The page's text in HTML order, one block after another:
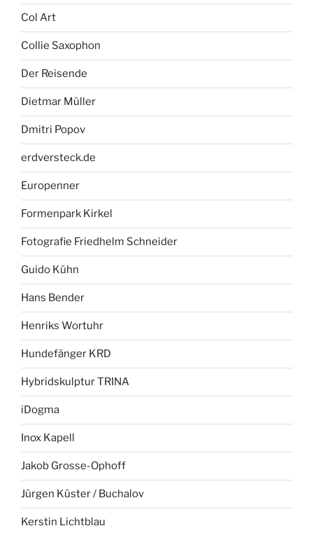
Col Art
Collie Saxophon
Der Reisende
Dietmar Müller
Dmitri Popov
erdversteck.de
Europenner
Formenpark Kirkel
Fotografie Friedhelm Schneider
Guido Kühn
Hans Bender
Henriks Wortuhr
Hundefänger KRD
Hybridskulptur TRINA
iDogma
Inox Kapell
Jakob Grosse-Ophoff
Jürgen Küster / Buchalov
Kerstin Lichtblau